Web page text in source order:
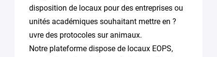
disposition de locaux pour des entreprises ou
unités académiques souhaitant mettre en ?
uvre des protocoles sur animaux.
Notre plateforme dispose de locaux EOPS,